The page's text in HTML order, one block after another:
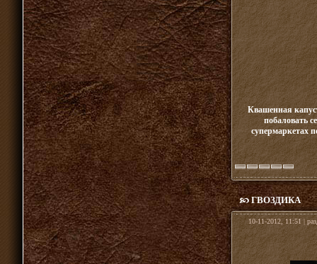
Квашенная
побаловать
супермаркетах
ГВОЗДИКА
10-11-2012, 11:51 |